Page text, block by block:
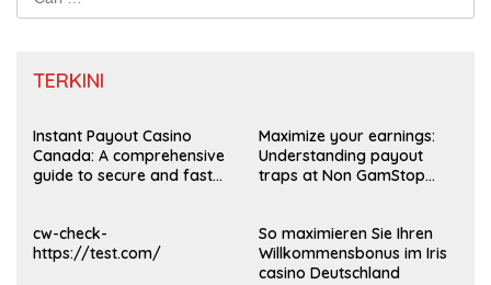
untuk:
TERKINI
Instant Payout Casino
Canada: A comprehensive
guide to secure and fast
Maximize your earnings:
Understanding payout
traps at Non GamStop
cw-check-
https://test.com/
So maximieren Sie Ihren
Willkommensbonus im Iris
casino Deutschland